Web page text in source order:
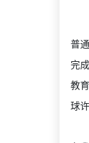
普
完
教
球